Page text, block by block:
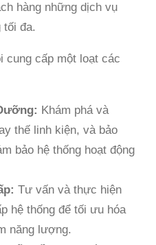
hàng những dịch vụ
tối đa.
cung cấp một loạt các
Khám phá và
thế linh kiện, và bảo
bảo hệ thống hoạt động
Tư vấn và thực hiện
hệ thống để tối ưu hóa
năng lượng.